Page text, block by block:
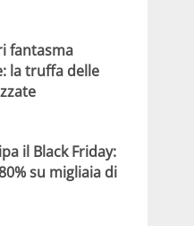
fantasma
la truffa delle
il Black Friday:
su migliaia di